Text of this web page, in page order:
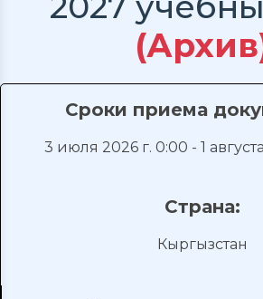
Сроки приема
3 июля 2026 г. 0:00 - 1
Страна:
Кыргызстан